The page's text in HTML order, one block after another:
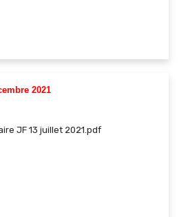
2021
JF 13 juillet 2021.pdf